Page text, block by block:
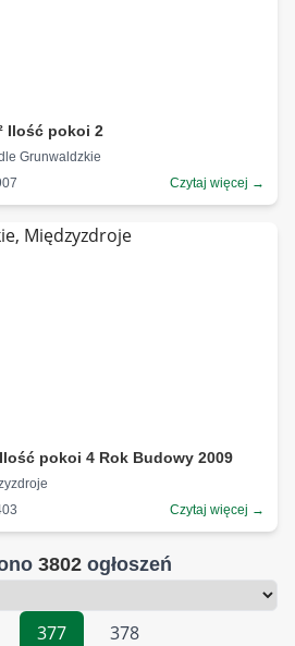
Ilość pokoi 2
Grunwaldzkie
Czytaj więcej →
pokoi 4 Rok Budowy 2009
Czytaj więcej →
3802 ogłoszeń
377 378